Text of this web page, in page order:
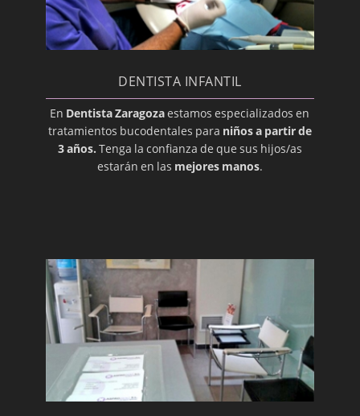
Desbridamiento
Diente Impactado
Temporomandibular
Edéntulo
Enchapado
Enfermedad periodontal
Extracción
Gíngiva (Encía)
Gingivoplastia
Glándulas Parótidas
Glándulas Submandibulares
Hiperplasia Gingival
DENTISTA INFANTIL
En Dentista Zaragozaestamos especializados en
tratamientos bucodentales para niños a partir de
3 años. Tenga la confianza de que sus hijos/as
estarán en las mejores manos.